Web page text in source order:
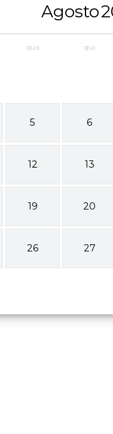
Agosto
qua. qui.
5 6
12 13
19 20
26 27